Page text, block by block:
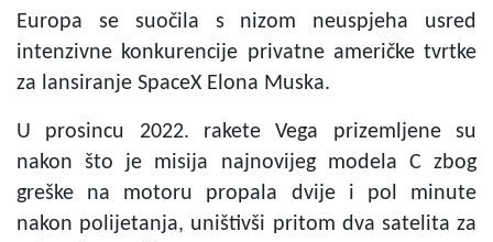
Europa se suočila s nizom neuspjeha usred
intenzivne konkurencije privatne američke tvrtke
za lansiranje SpaceX Elona Muska.
U prosincu 2022. rakete Vega prizemljene su
nakon što je misija najnovijeg modela C zbog
greške na motoru propala dvije i pol minute
nakon polijetanja, uništivši pritom dva satelita za